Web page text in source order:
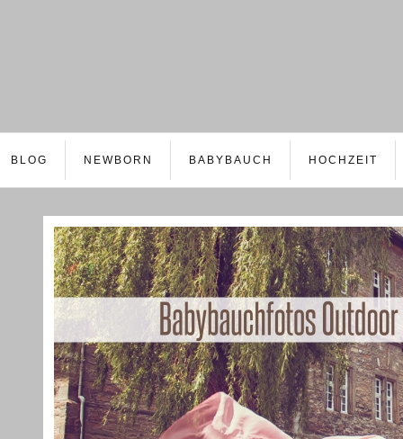
BLOG NEWBORN BABYBAUCH HOCHZEIT